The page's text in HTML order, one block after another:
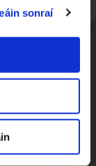
sonraí